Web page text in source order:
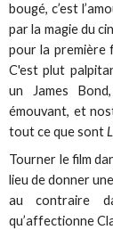
bougé, c’est
par la magie du
pour la première
C'est plut
un James
émouvant, et
tout ce que sont
Tourner le film
lieu de donner
au contraire
qu’affectionne